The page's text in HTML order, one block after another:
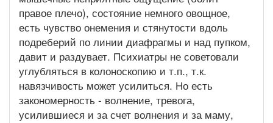
правое плечо), состояние немного овощное,
есть чувство онемения и стянутости вдоль
подреберий по линии диафрагмы и над пупком,
давит и раздувает. Психиатры не советовали
углубляться в колоноскопию и т.п., т.к.
навязчивость может усилиться. Но есть
закономерность - волнение, тревога,
усилившиеся и за счет волнения и за маму,